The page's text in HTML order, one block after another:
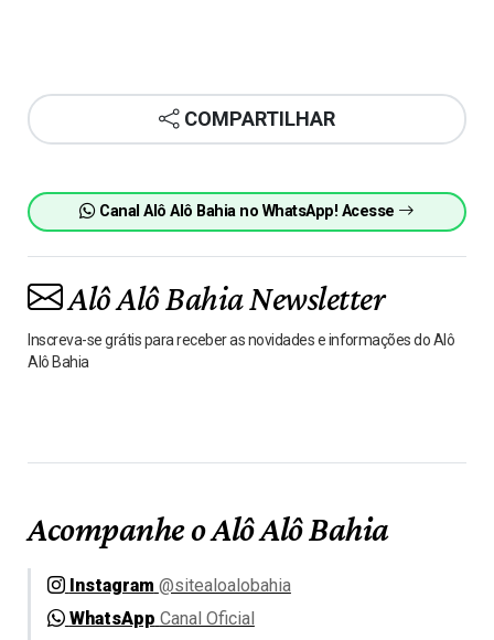
COMPARTILHAR
Canal Alô Alô Bahia no WhatsApp! Acesse
Alô Alô Bahia Newsletter
Inscreva-se grátis para receber as novidades e informações do Alô
Alô Bahia
Acompanhe o Alô Alô Bahia
Instagram @sitealoalobahia
WhatsApp Canal Oficial